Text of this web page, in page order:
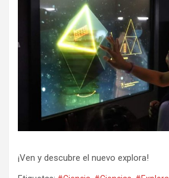
¡Ven y descubre el nuevo explora!